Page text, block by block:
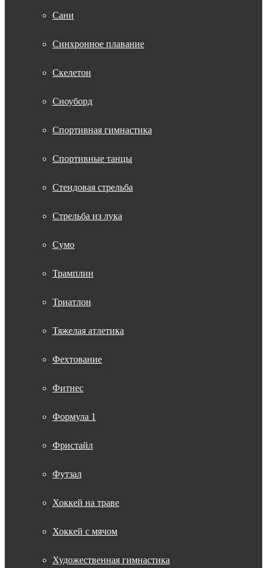
Сани
Синхронное плавание
Скелетон
Сноуборд
Спортивная гимнастика
Спортивные танцы
Стендовая стрельба
Стрельба из лука
Сумо
Трамплин
Триатлон
Тяжелая атлетика
Фехтование
Фитнес
Формула 1
Фристайл
Футзал
Хоккей на траве
Хоккей с мячом
Художественная гимнастика